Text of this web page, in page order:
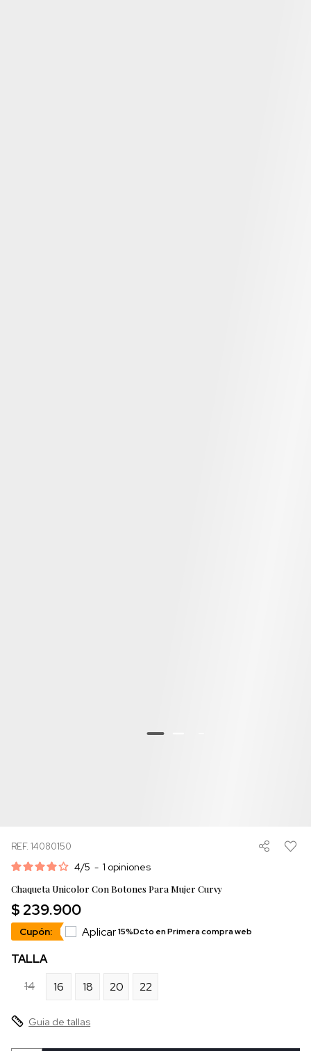
REF. 14080150
4/5 - 1 opiniones
Chaqueta Unicolor Con Botones Para Mujer Curvy
$ 239.900
Cupón: Aplicar15%Dcto en Primera compra web
TALLA
14
16 18 20 22
Guia de tallas